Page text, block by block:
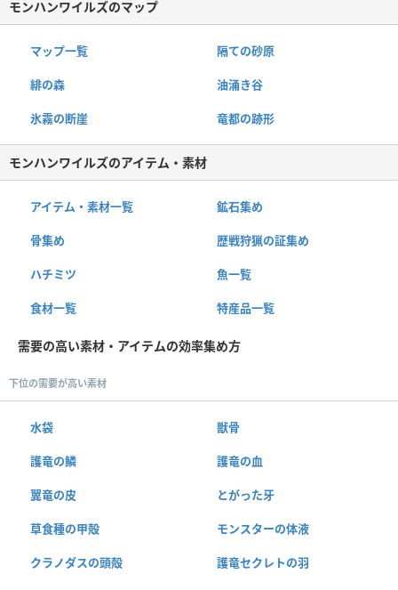
モンハンワイルズのマップ
マップ一覧 隔ての砂原
緋の森 油涌き谷
氷霧の断崖 竜都の跡形
モンハンワイルズのアイテム・素材
アイテム・素材一覧 鉱石集め
骨集め 歴戦狩猟の証集め
ハチミツ 魚一覧
食材一覧 特産品一覧
需要の高い素材・アイテムの効率集め方
下位の需要が高い素材
水袋 獣骨
護竜の鱗 護竜の血
翼竜の皮 とがった牙
草食種の甲殻 モンスターの体液
クラノダスの頭殻 護竜セクレトの羽